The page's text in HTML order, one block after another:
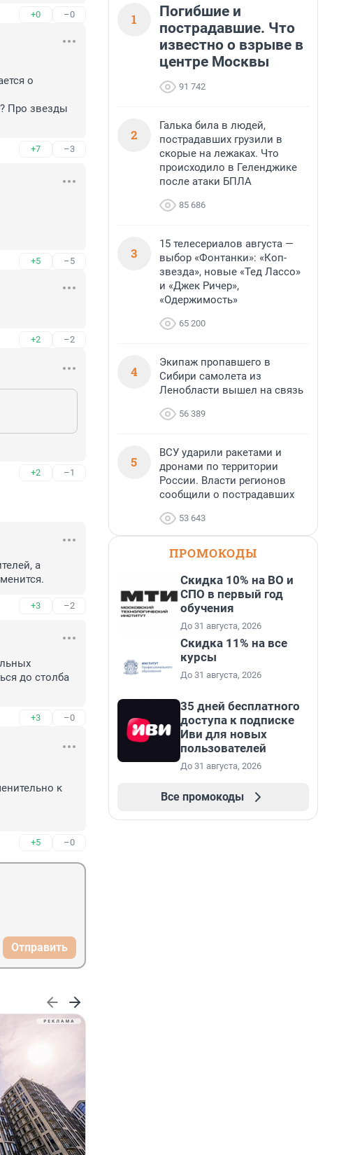
+0 –0
о
Про звезды
+7 –3
+5 –5
+2 –2
+2 –1
а
+3 –2
до столба
+3 –0
к
+5 –0
Отправить
1
Погибшие и
пострадавшие. Что
известно о взрыве в
центре Москвы
91 742
2
Галька била в людей,
пострадавших грузили в
скорые на лежаках. Что
происходило в Геленджике
после атаки БПЛА
85 686
3
15 телесериалов августа —
выбор «Фонтанки»: «Коп-
звезда», новые «Тед Лассо»
и «Джек Ричер»,
«Одержимость»
65 200
4
Экипаж пропавшего в
Сибири самолета из
Ленобласти вышел на связь
56 389
5
ВСУ ударили ракетами и
дронами по территории
России. Власти регионов
сообщили о пострадавших
53 643
ПРОМОКОДЫ
Скидка 10% на ВО и
СПО в первый год
обучения
До 31 августа, 2026
Скидка 11% на все
курсы
До 31 августа, 2026
35 дней бесплатного
доступа к подписке
Иви для новых
пользователей
До 31 августа, 2026
Все промокоды